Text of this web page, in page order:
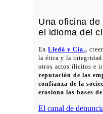
Una oficina de
el idioma del
En Lledó y Cía.,
la ética y la
otros actos ilícitos e
reputación de las
confianza de la
erosiona las bases
El canal de